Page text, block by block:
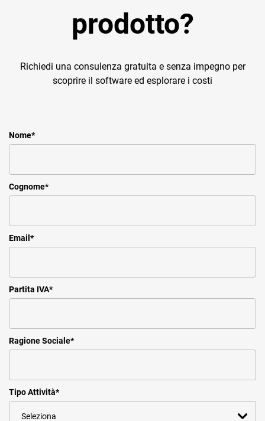
prodotto?
Richiedi una consulenza gratuita e senza impegno per
scoprire il software ed esplorare i costi
Nome*
Cognome*
Email *
Partita IVA*
Ragione Sociale*
Tipo Attività*